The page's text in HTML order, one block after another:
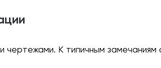
К типичным замечаниям